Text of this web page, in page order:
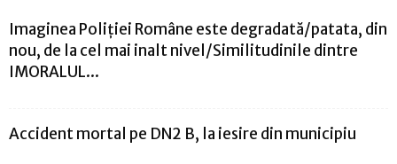
Imaginea Poliției Române este degradată/patata, din
nou, de la cel mai inalt nivel/Similitudinile dintre
IMORALUL...
Accident mortal pe DN2 B, la iesire din municipiu